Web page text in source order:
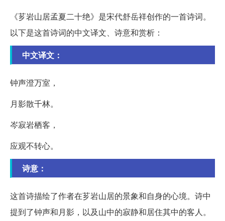
《芗岩山居孟夏二十绝》是宋代舒岳祥创作的一首诗词。
以下是这首诗词的中文译文、诗意和赏析：
中文译文：
钟声澄万室，
月影散千林。
岑寂岩栖客，
应观不转心。
诗意：
这首诗描绘了作者在芗岩山居的景象和自身的心境。诗中
提到了钟声和月影，以及山中的寂静和居住其中的客人。